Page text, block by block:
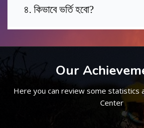
৪. কিভাবে ভর্তি হবো?
Our
Here you can review some statistics
Center